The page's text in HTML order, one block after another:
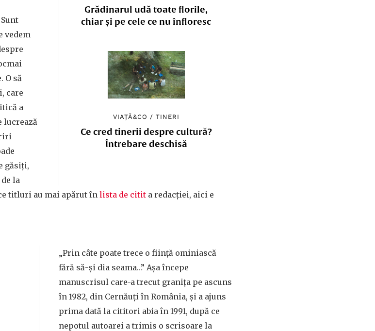
Grădinarul udă toate florile,
chiar și pe cele ce nu înfloresc
VIAȚĂ&CO /TINERI
Ce cred tinerii despre cultură?
Întrebare deschisă
vedem
O să
care
a
lucrează
găsiți,
la
titluri au mai apărut înlista de citit a redacției, aici e
„Prin câte poate trece o ființă ominiască
fără să-și dia seama…” Așa începe
manuscrisul care-a trecut granița pe ascuns
în 1982, din Cernăuți în România, și a ajuns
prima dată la cititori abia în 1991, după ce
nepotul autoarei a trimis o scrisoare la